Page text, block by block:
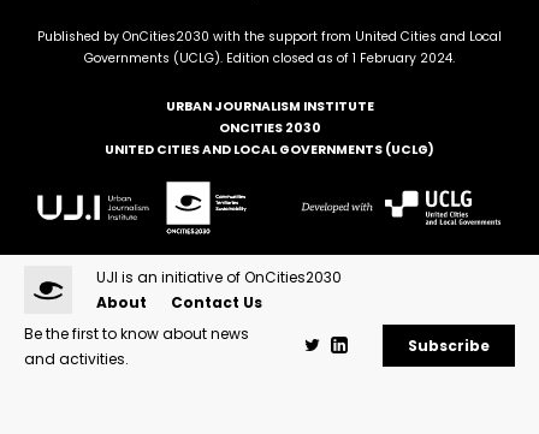
Published by OnCities2030 with the support from United Cities and Local
Governments (UCLG). Edition closed as of 1 February 2024.
URBAN JOURNALISM INSTITUTE
ONCITIES 2030
UNITED CITIES AND LOCAL GOVERNMENTS (UCLG)
UJI is an initiative of OnCities2030
About
Contact Us
Be the first to know about news
and activities.
Subscribe